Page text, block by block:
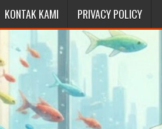
KONTAK KAMI PRIVACY POLICY